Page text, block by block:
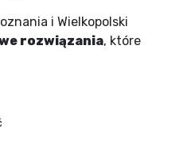
i Wielkopolski
rozwiązania, które